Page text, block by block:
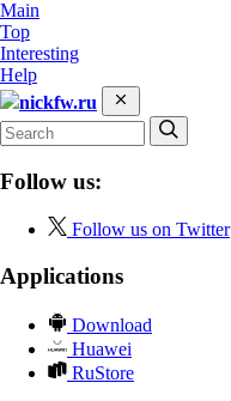
Main
Top
Interesting
Help
nickfw.ru
Follow us:
Follow us on Twitter
Applications
Download
Huawei
RuStore